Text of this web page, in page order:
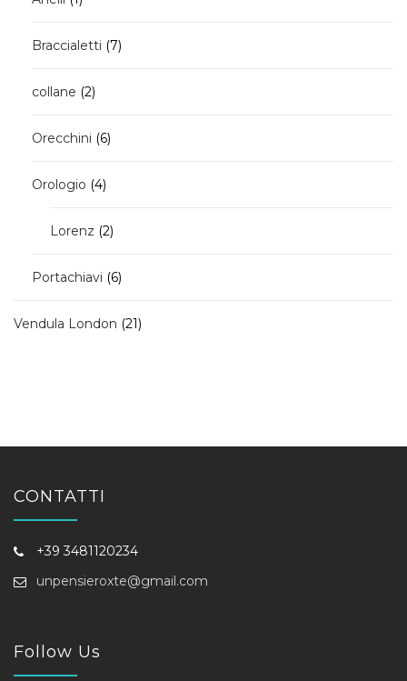
Braccialetti 77
collane 22
Orecchini
66
Orologio 44
Lorenz 22
Portachiavi
66
Vendula London 2121
CONTATTI
+39 3481120234
unpensieroxte@gmail.com
Follow Us